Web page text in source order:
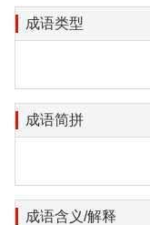
成语类型
成语简拼
成语含义/解释